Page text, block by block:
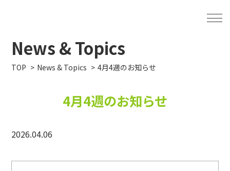
News & Topics
TOP News & Topics 4月4週のお知らせ
4月4週のお知らせ
2026.04.06